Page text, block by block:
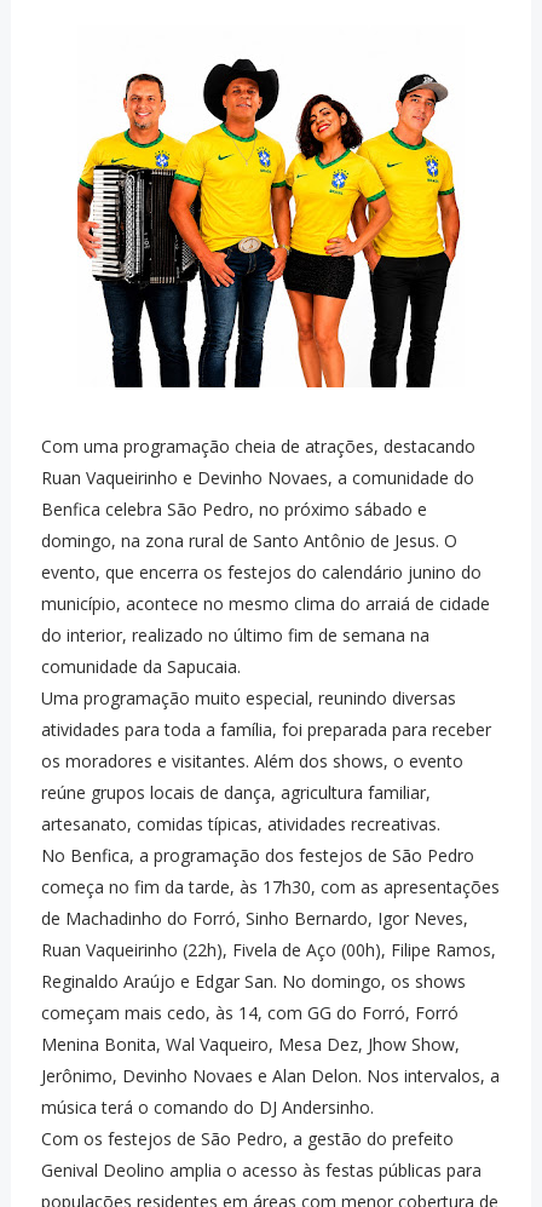
Com uma programação cheia de atrações, destacando
Ruan Vaqueirinho e Devinho Novaes, a comunidade do
Benfica celebra São Pedro, no próximo sábado e
domingo, na zona rural de Santo Antônio de Jesus. O
evento, que encerra os festejos do calendário junino do
município, acontece no mesmo clima do arraiá de cidade
do interior, realizado no último fim de semana na
comunidade da Sapucaia.
Uma programação muito especial, reunindo diversas
atividades para toda a família, foi preparada para receber
os moradores e visitantes. Além dos shows, o evento
reúne grupos locais de dança, agricultura familiar,
artesanato, comidas típicas, atividades recreativas.
No Benfica, a programação dos festejos de São Pedro
começa no fim da tarde, às 17h30, com as apresentações
de Machadinho do Forró, Sinho Bernardo, Igor Neves,
Ruan Vaqueirinho (22h), Fivela de Aço (00h), Filipe Ramos,
Reginaldo Araújo e Edgar San. No domingo, os shows
começam mais cedo, às 14, com GG do Forró, Forró
Menina Bonita, Wal Vaqueiro, Mesa Dez, Jhow Show,
Jerônimo, Devinho Novaes e Alan Delon. Nos intervalos, a
música terá o comando do DJ Andersinho.
Com os festejos de São Pedro, a gestão do prefeito
Genival Deolino amplia o acesso às festas públicas para
populações residentes em áreas com menor cobertura de